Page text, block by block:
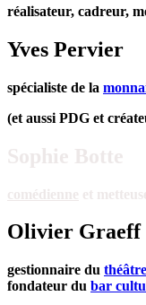
réalisateur, cadreur,
Yves Pervier
spécialiste de la
(et aussi PDG et
Olivier Graeff
gestionnaire duthéâtre
fondateur dubar